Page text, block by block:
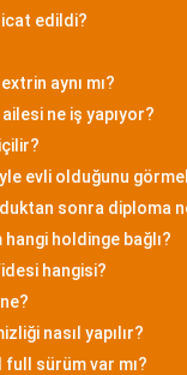
edildi?
aynı mı?
ne iş yapıyor?
evli olduğunu
sonra diploma
holdinge bağlı?
hangisi?
nasıl yapılır?
sürüm var mı?